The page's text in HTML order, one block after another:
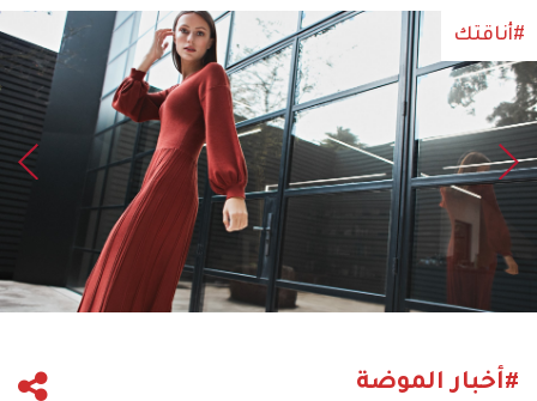
#أناقتك
#أخبار الموضة